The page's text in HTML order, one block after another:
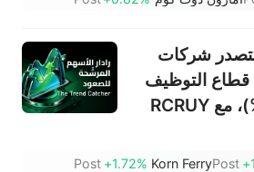
شركات
قطاع التوظيف
- بنسبة (+16.93%)، مع RCRUY
أسهم HALO وNET وFAST
Post
Korn Ferry
+1.72%
Post